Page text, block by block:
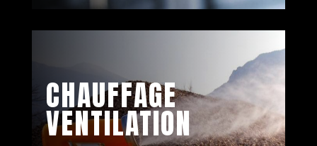
CHAUFFAGE
VENTILATION